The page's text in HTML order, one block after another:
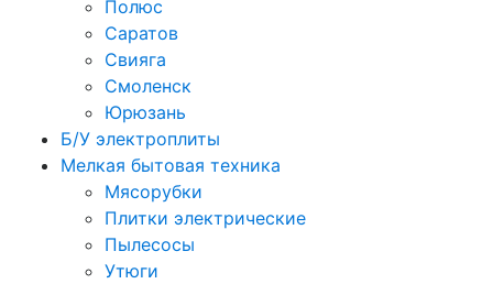
Полюс
Саратов
Свияга
Смоленск
Юрюзань
Б/У электроплиты
Мелкая бытовая техника
Мясорубки
Плитки электрические
Пылесосы
Утюги